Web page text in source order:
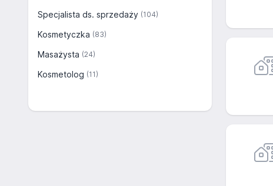
Specjalista ds. sprzedaży (104)
Kosmetyczka (83)
Masażysta (24)
Kosmetolog (11)